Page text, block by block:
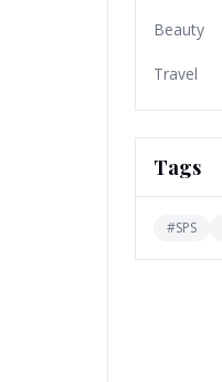
Beauty
Travel
Tags
#SPS